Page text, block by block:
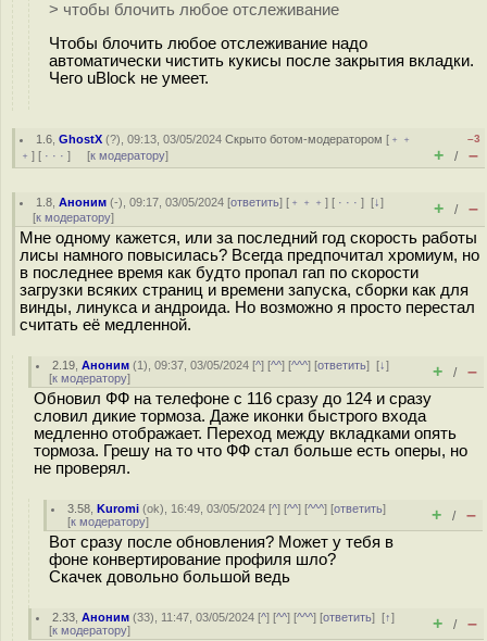
> чтобы блочить любое отслеживание
Чтобы блочить любое отслеживание надо
автоматически чистить кукисы после закрытия вкладки.
Чего uBlock не умеет.
1.6 ,GhostX (?), 09:13, 03/05/2024Скрыто ботом-модератором [ ﹢﹢
﹢ ] [ · · · ] [к модератору]
–3
+ / –
1.8 ,Аноним (-), 09:17, 03/05/2024 [ответить] [ ﹢﹢﹢] [ · · ·][↓]
[к модератору] + / –
Мне одному кажется, или за последний год скорость работы
лисы намного повысилась? Всегда предпочитал хромиум, но
в последнее время как будто пропал гап по скорости
загрузки всяких страниц и времени запуска, сборки как для
винды, линукса и андроида. Но возможно я просто перестал
считать её медленной.
2.19 ,Аноним (1), 09:37, 03/05/2024 [^] [^^] [^^^] [ответить][↓]
[к модератору] + / –
Обновил ФФ на телефоне с 116 сразу до 124 и сразу
словил дикие тормоза. Даже иконки быстрого входа
медленно отображает. Переход между вкладками опять
тормоза. Грешу на то что ФФ стал больше есть оперы, но
не проверял.
3.58 ,Kuromi (ok), 16:49, 03/05/2024 [^] [^^] [^^^] [ответить]
[к модератору] + / –
Вот сразу после обновления? Может у тебя в
фоне конвертирование профиля шло?
Скачек довольно большой ведь
2.33 ,Аноним (33), 11:47, 03/05/2024 [^] [^^] [^^^] [ответить][↑]
[к модератору] + / –